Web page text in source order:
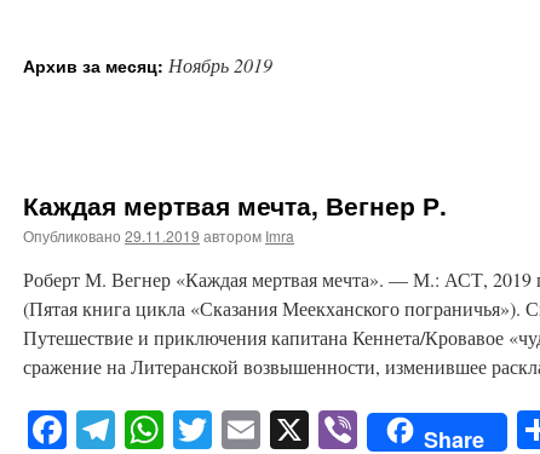
Архив за месяц: Ноябрь 2019
Каждая мертвая мечта, Вегнер Р.
Опубликовано 29.11.2019 автором Imra
Роберт М. Вегнер «Каждая мертвая мечта». — М.: АСТ, 2019
(Пятая книга цикла «Сказания Меекханского пограничья»).
Путешествие и приключения капитана Кеннета/Кровавое
сражение на Литеранской возвышенности, изменившее
Facebook
Telegram
WhatsApp
Twitter
Email
X ViberShare